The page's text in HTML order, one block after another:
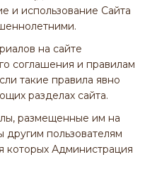
и использование Сайта
на сайте
соглашения и правилам
такие правила явно
разделах сайта.
размещенные им на
другим пользователям
которых Администрация